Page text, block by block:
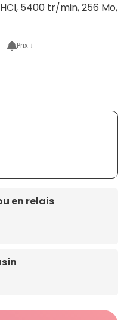
5400 tr/min, 256 Mo,
Prix ↓
en relais